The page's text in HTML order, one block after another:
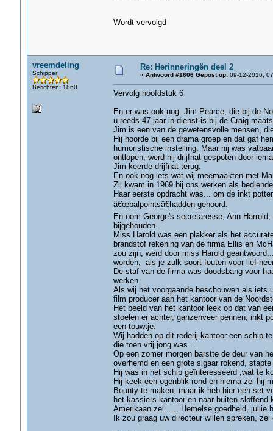
Wordt vervolgd
vreemdeling
Schipper
Berichten: 1860
Re: Herinneringën deel 2
« Antwoord #1606 Gepost op:09-12-2016,
Vervolg hoofdstuk 6
En er was ook nog Jim Pearce, die bij de
u reeds 47 jaar in dienst is bij de Craig
Jim is een van de gewetensvolle mensen,
Hij hoorde bij een drama groep en dat gaf
humoristische instelling. Maar hij was
ontlopen, werd hij drijfnat gespoten door
Jim keerde drijfnat terug.
En ook nog iets wat wij meemaakten met
Zij kwam in 1969 bij ons werken als
Haar eerste opdracht was... om de inkt
â€œbalpointsâ€hadden gehoord.
En oom George's secretaresse, Ann
bijgehouden.
Miss Harold was een plakker als het
brandstof rekening van de firma Ellis en
zou zijn, werd door miss Harold
worden, als je zulk soort fouten voor lief
De staf van de firma was doodsbang voor
werken.
Als wij het voorgaande beschouwen als iets
film producer aan het kantoor van de
Het beeld van het kantoor leek op dat van
stoelen er achter, ganzenveer pennen, inkt
een touwtje.
Wij hadden op dit rederij kantoor een schip
die toen vrij jong was..
Op een zomer morgen barstte de deur van
overhemd en een grote sigaar rokend,
Hij was in het schip geïnteresseerd ,wat te
Hij keek een ogenblik rond en hierna zei hij
Bounty te maken, maar ik heb hier een set
het kassiers kantoor en naar buiten
Amerikaan zei...... Hemelse goedheid, jullie
Ik zou graag uw directeur willen spreken,